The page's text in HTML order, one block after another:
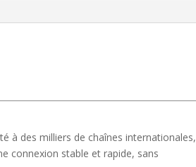
à des milliers de chaînes internationales,
connexion stable et rapide, sans